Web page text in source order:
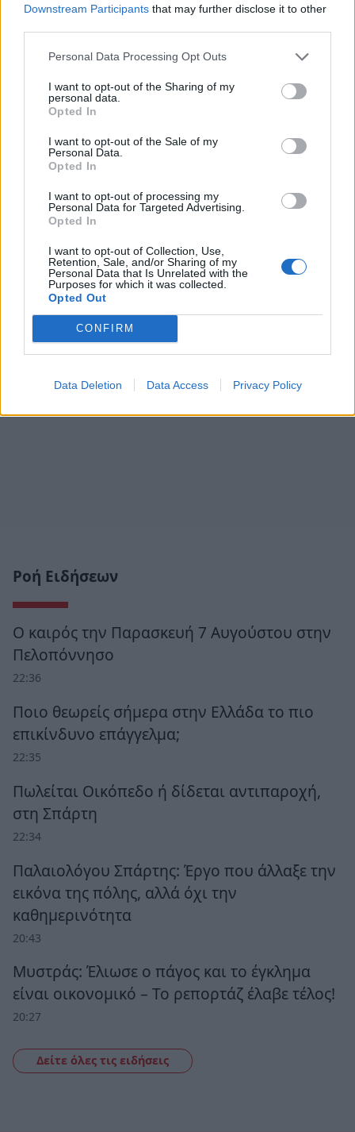
Downstream Participants that may further disclose it to other
Personal Data Processing Opt Outs
I want to opt-out of the Sharing of my
personal data.
Opted In
I want to opt-out of the Sale of my
Personal Data.
Opted In
I want to opt-out of processing my
Personal Data for Targeted Advertising.
Opted In
I want to opt-out of Collection, Use,
Retention, Sale, and/or Sharing of my
Personal Data that Is Unrelated with the
Purposes for which it was collected.
Opted Out
CONFIRM
Data Deletion Data Access Privacy Policy
Ροή Ειδήσεων
Ο καιρός την Παρασκευή 7 Αυγούστου στην
Πελοπόννησο
22:36
Ποιο θεωρείς σήμερα στην Ελλάδα το πιο
επικίνδυνο επάγγελμα;
22:35
Πωλείται Οικόπεδο ή δίδεται αντιπαροχή,
στη Σπάρτη
22:34
Παλαιολόγου Σπάρτης: Έργο που άλλαξε την
εικόνα της πόλης, αλλά όχι την
καθημερινότητα
20:43
Μυστράς: Έλιωσε ο πάγος και το έγκλημα
είναι οικονομικό – Το ρεπορτάζ έλαβε τέλος!
20:27
Δείτε όλες τις ειδήσεις